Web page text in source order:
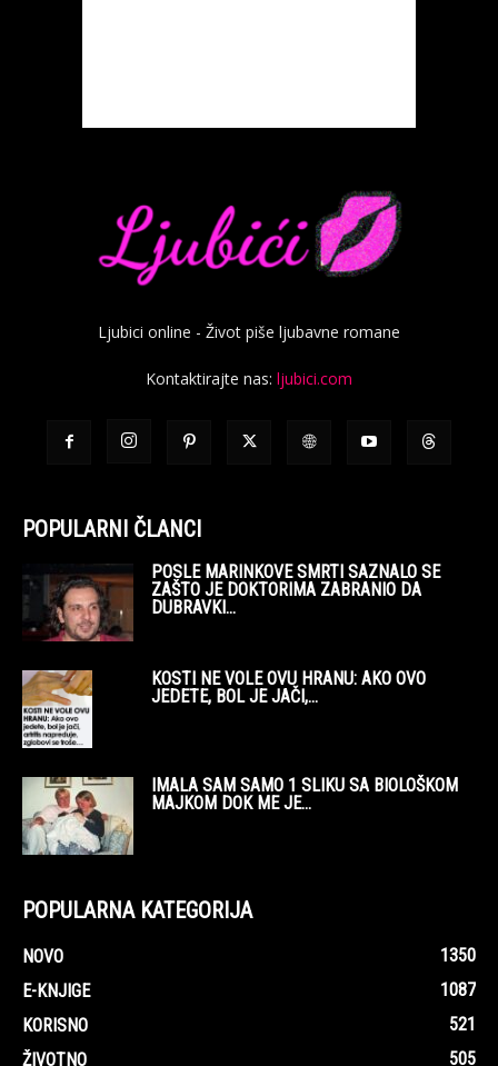
Ljubici online - Život piše ljubavne romane
Kontaktirajte nas: ljubici.com
POPULARNI ČLANCI
POSLE MARINKOVE SMRTI SAZNALO SE
ZAŠTO JE DOKTORIMA ZABRANIO DA
DUBRAVKI...
KOSTI NE VOLE OVU HRANU: AKO OVO
JEDETE, BOL JE JAČI,...
IMALA SAM SAMO 1 SLIKU SA BIOLOŠKOM
MAJKOM DOK ME JE...
POPULARNA KATEGORIJA
NOVO
1350
E-KNJIGE
1087
KORISNO
521
ŽIVOTNO
505